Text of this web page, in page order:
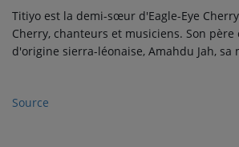
Titiyo est la demi-sœur d'Eagle-Eye
Cherry, chanteurs et musiciens. Son père
d'origine sierra-léonaise, Amahdu Jah, sa
Source